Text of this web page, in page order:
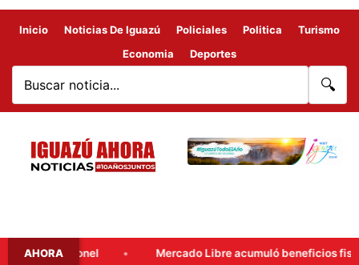
Inicio Noticias De Iguazú Policiales Politica
Turismo
Economia
Deportes
🔍
AHORA
de Lionel Mercado Libre acumuló beneficios fiscales